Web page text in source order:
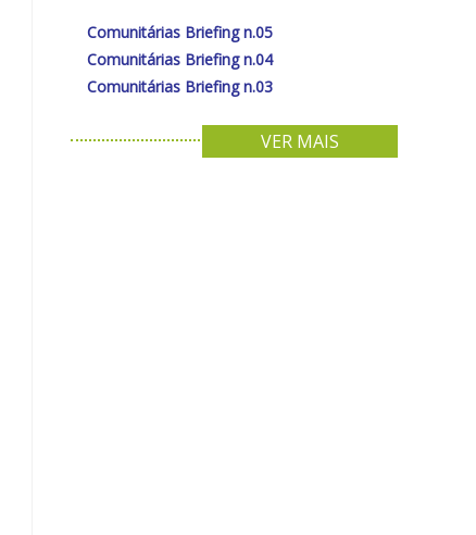
Comunitárias Briefing n.05
Comunitárias Briefing n.04
Comunitárias Briefing n.03
VER MAIS